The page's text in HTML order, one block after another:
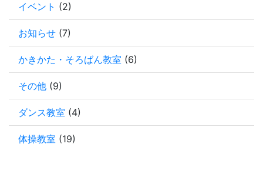
イベント (2)
お知らせ (7)
かきかた・そろばん教室 (6)
その他 (9)
ダンス教室 (4)
体操教室 (19)